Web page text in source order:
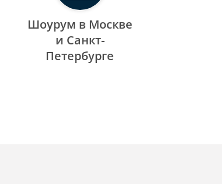
Шоурум в Москве
и Санкт-
Петербурге